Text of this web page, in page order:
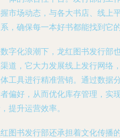
市场动态，与各大书店、线上
，确保每一本好书都能找到它的
字化浪潮下，龙红图书发行部
道，它大力发展线上发行网络
工具进行精准营销。通过数据
偏好，从而优化库存管理，实
提升运营效率。
图书发行部还承担着文化传播